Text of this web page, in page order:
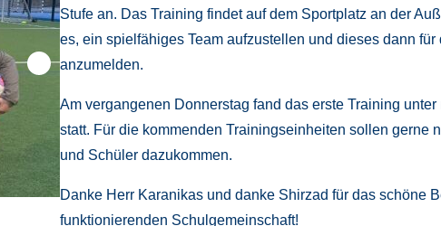
Stufe an. Das Training findet auf dem Sportplatz an der
es, ein spielfähiges Team aufzustellen und dieses dann für
anzumelden.
Am vergangenen Donnerstag fand das erste Training
statt. Für die kommenden Trainingseinheiten sollen gerne
und Schüler dazukommen.
Danke Herr Karanikas und danke Shirzad für das schöne
funktionierenden Schulgemeinschaft!